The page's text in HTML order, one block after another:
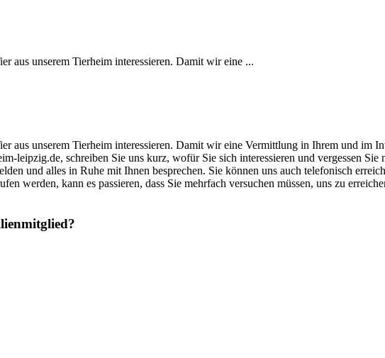
aus unserem Tierheim interessieren. Damit wir eine ...
aus unserem Tierheim interessieren. Damit wir eine Vermittlung in Ihrem und im
leipzig.de, schreiben Sie uns kurz, wofür Sie sich interessieren und vergessen
und alles in Ruhe mit Ihnen besprechen. Sie können uns auch telefonisch
werden, kann es passieren, dass Sie mehrfach versuchen müssen, uns zu